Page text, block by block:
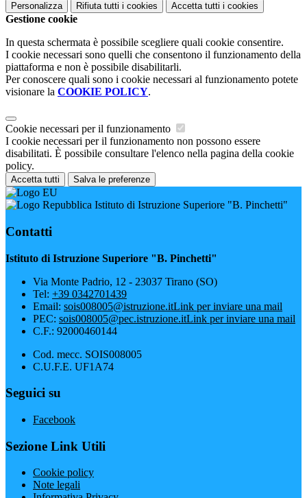
Personalizza Rifiuta tutti i cookies Accetta tutti i cookies
Gestione cookie
In questa schermata è possibile scegliere quali cookie consentire.
I cookie necessari sono quelli che consentono il funzionamento della
piattaforma e non è possibile disabilitarli.
Per conoscere quali sono i cookie necessari al funzionamento potete
visionare la COOKIE POLICY.
Cookie necessari per il funzionamento
I cookie necessari per il funzionamento non possono essere
disabilitati. È possibile consultare l'elenco nella pagina della cookie
policy.
Accetta tutti Salva le preferenze
Istituto di Istruzione Superiore "B. Pinchetti"
Contatti
Istituto di Istruzione Superiore "B. Pinchetti"
Via Monte Padrio, 12 - 23037 Tirano (SO)
Tel: +39 0342701439
Email: sois008005@istruzione.itLink per inviare una mail
PEC: sois008005@pec.istruzione.itLink per inviare una mail
C.F.: 92000460144
Cod. mecc. SOIS008005
C.U.F.E. UF1A74
Seguici su
Facebook
Sezione Link Utili
Cookie policy
Note legali